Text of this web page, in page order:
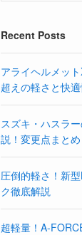
Recent Posts
アライヘルメッ
超えの軽さと快
スズキ・ハスラ
説！変更点まとめ
圧倒的軽さ！新
ク徹底解説
超軽量！A-